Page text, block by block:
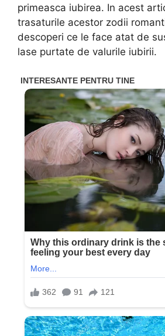
primeasca iubirea. In acest
trasaturile acestor zodii
descoperi ce le face atat de
lase purtate de valurile iubirii.